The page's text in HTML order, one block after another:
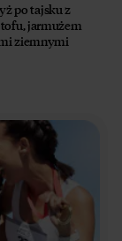
po tajsku z
jarmużem
ziemnymi